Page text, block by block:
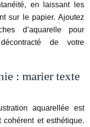
en laissant les
sur le papier. Ajoutez
d’aquarelle pour
de votre
: marier texte
aquarellée est
et esthétique.